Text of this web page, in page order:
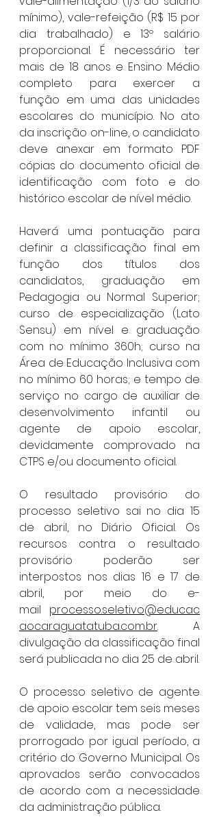
mínimo), vale-refeição (R$ 15 por
dia trabalhado) e 13º salário
proporcional. É necessário ter
mais de 18 anos e Ensino Médio
completo para exercer a
função em uma das unidades
escolares do município. No ato
da inscrição on-line, o candidato
deve anexar em formato PDF
cópias do documento oficial de
identificação com foto e do
histórico escolar de nível médio.
Haverá uma pontuação para
definir a classificação final em
função dos títulos dos
candidatos, graduação em
Pedagogia ou Normal Superior;
curso de especialização (Lato
Sensu) em nível e graduação
com no mínimo 360h; curso na
Área de Educação Inclusiva com
no mínimo 60 horas; e tempo de
serviço no cargo de auxiliar de
desenvolvimento infantil ou
agente de apoio escolar,
devidamente comprovado na
CTPS e/ou documento oficial.
O resultado provisório do
processo seletivo sai no dia 15
de abril, no Diário Oficial. Os
recursos contra o resultado
provisório poderão ser
interpostos nos dias 16 e 17 de
abril, por meio do e-
mail processo.seletivo@educac
aocaraguatatuba.com.br. A
divulgação da classificação final
será publicada no dia 25 de abril.
O processo seletivo de agente
de apoio escolar tem seis meses
de validade, mas pode ser
prorrogado por igual período, a
critério do Governo Municipal. Os
aprovados serão convocados
de acordo com a necessidade
da administração pública.